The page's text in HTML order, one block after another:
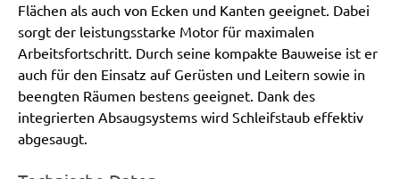
Flächen als auch von Ecken und Kanten geeignet. Dabei
sorgt der leistungsstarke Motor für maximalen
Arbeitsfortschritt. Durch seine kompakte Bauweise ist er
auch für den Einsatz auf Gerüsten und Leitern sowie in
beengten Räumen bestens geeignet. Dank des
integrierten Absaugsystems wird Schleifstaub effektiv
abgesaugt.